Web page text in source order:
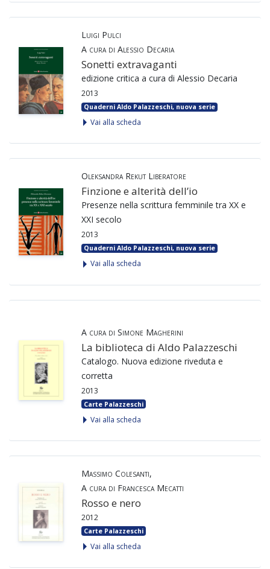
Luigi Pulci
A cura di Alessio Decaria
Sonetti extravaganti
edizione critica a cura di Alessio Decaria
2013
Quaderni Aldo Palazzeschi, nuova serie
Vai alla scheda
Oleksandra Rekut Liberatore
Finzione e alterità dell’io
Presenze nella scrittura femminile tra XX e
XXI secolo
2013
Quaderni Aldo Palazzeschi, nuova serie
Vai alla scheda
A cura di Simone Magherini
La biblioteca di Aldo Palazzeschi
Catalogo. Nuova edizione riveduta e
corretta
2013
Carte Palazzeschi
Vai alla scheda
Massimo Colesanti,
A cura di Francesca Mecatti
Rosso e nero
2012
Carte Palazzeschi
Vai alla scheda